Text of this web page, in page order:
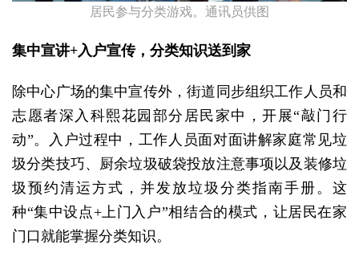
居民参与分类游戏。通讯员供图
集中宣讲+入户宣传，分类知识送到家
除中心广场的集中宣传外，街道同步组织工作人员和
志愿者深入科熙花园部分居民家中，开展“敲门行
动”。入户过程中，工作人员面对面讲解家庭常见垃
圾分类技巧、厨余垃圾破袋投放注意事项以及装修垃
圾预约清运方式，并发放垃圾分类指南手册。这
种“集中设点+上门入户”相结合的模式，让居民在家
门口就能掌握分类知识。